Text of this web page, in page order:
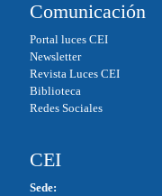
Comunicación
Portal luces CEI
Newsletter
Revista Luces CEI
Biblioteca
Redes Sociales
CEI
Sede: